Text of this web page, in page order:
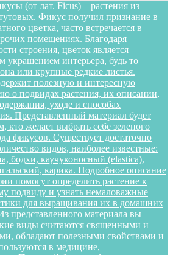
(от лат. Ficus) – растения из
Фикус получил признание в
цветка, часто встречается в
помещениях. Благодаря
строения, цветок является
украшением интерьера, будь то
или крупные редкие листья.
полезную и интересную
о подвидах растения, их описании,
уходе и способах
Представленный материал будет
кто желает выбрать себе зеленого
фикусов. Существует достаточно
видов, наиболее известные:
бодхи, каучуконосный (elastica),
карика. Подробное описание
помогут определить растение к
подвиду и узнать немаловажные
для выращивания их в домашних
представленного материала вы
виды считаются священными и
обладают полезными свойствами и
в медицине,